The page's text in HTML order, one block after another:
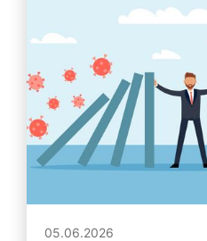
05.06.2026